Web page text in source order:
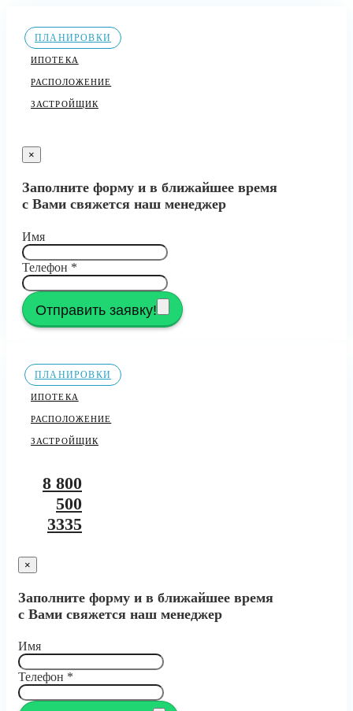
ПЛАНИРОВКИ
ИПОТЕКА
РАСПОЛОЖЕНИЕ
ЗАСТРОЙЩИК
×
Заполните форму и в ближайшее время
с Вами свяжется наш менеджер
Имя
Телефон *
Отправить заявку!
ПЛАНИРОВКИ
ИПОТЕКА
РАСПОЛОЖЕНИЕ
ЗАСТРОЙЩИК
8 800
500
3335
×
Заполните форму и в ближайшее время
с Вами свяжется наш менеджер
Имя
Телефон *